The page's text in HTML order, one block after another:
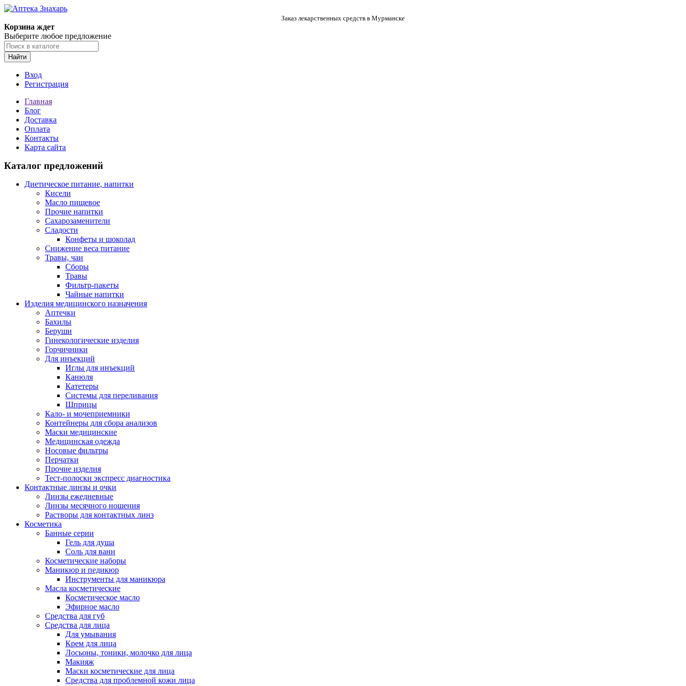
Заказ лекарственных средств в Мурманске
Корзина ждет
Выберите любое предложение
Найти
Вход
Регистрация
Главная
Блог
Доставка
Оплата
Контакты
Карта сайта
Каталог предложений
Диетическое питание, напитки
Кисели
Масло пищевое
Прочие напитки
Сахарозаменители
Сладости
Конфеты и шоколад
Снижение веса питание
Травы, чаи
Сборы
Травы
Фильтр-пакеты
Чайные напитки
Изделия медицинского назначения
Аптечки
Бахилы
Беруши
Гинекологические изделия
Горчичники
Для инъекций
Иглы для инъекций
Канюля
Катетеры
Системы для переливания
Шприцы
Кало- и мочеприемники
Контейнеры для сбора анализов
Маски медицинские
Медицинская одежда
Носовые фильтры
Перчатки
Прочие изделия
Тест-полоски экспресс диагностика
Контактные линзы и очки
Линзы ежедневные
Линзы месячного ношения
Растворы для контактных линз
Косметика
Банные серии
Гель для душа
Соль для ванн
Косметические наборы
Маникюр и педикюр
Инструменты для маникюра
Масла косметические
Косметическое масло
Эфирное масло
Средства для губ
Средства для лица
Для умывания
Крем для лица
Лосьоны, тоники, молочко для лица
Макияж
Маски косметические для лица
Средства для проблемной кожи лица